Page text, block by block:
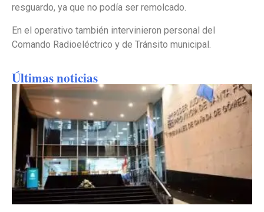
resguardo, ya que no podía ser remolcado.
En el operativo también intervinieron personal del
Comando Radioeléctrico y de Tránsito municipal.
Últimas noticias